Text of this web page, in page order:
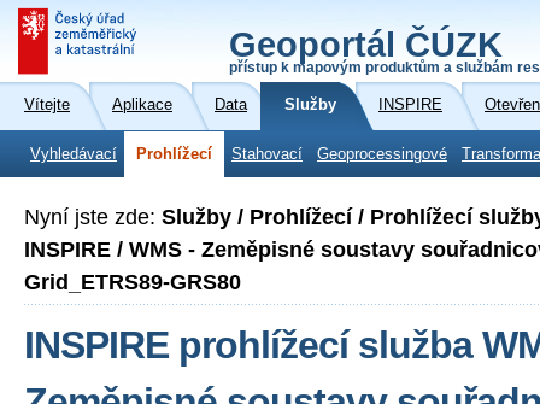
Geoportál ČÚZK
přístup k mapovým produktům a službám
Vítejte Aplikace Data Služby INSPIRE
Vyhledávací Prohlížecí Stahovací Geoprocessingové
Nyní jste zde: Služby / Prohlížecí / Prohlížecí
INSPIRE / WMS - Zeměpisné soustavy
Grid_ETRS89-GRS80
INSPIRE prohlížecí služba